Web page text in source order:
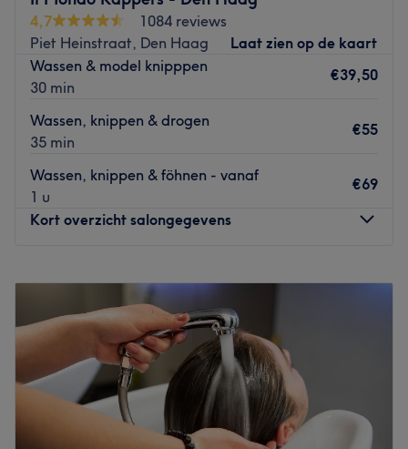
Stress Relieving Massage zodat je lekker ontspant. Fijn is
dat ze je de service bieden om tussen twee knipbeurten
door gratis je pony en/of nekharen bij te werken zodat je
model goed behouden blijft. Er wordt gewerkt met de
producten van Goldwell en Kerasilk.
Go to venue
4,7
1084 reviews
Piet Heinstraat, Den Haag
Laat zien op de kaart
Wassen & model knipppen
30 min
€39,50
Wassen, knippen & drogen
35 min
€55
Wassen, knippen & föhnen - vanaf
1 u
€69
Kort overzicht salongegevens
Woensdag
Donderdag
09:00
Vrijdag
09:00
Zaterdag
08:00
Zondag
Gesloten
Bij Il Mondo Kappers op de Piet Heinstraat staat de